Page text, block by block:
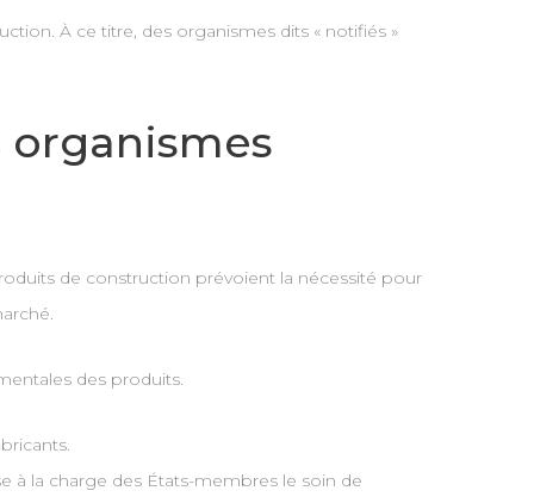
À ce titre, des organismes dits « notifiés »
organismes
de construction prévoient la nécessité pour
des produits.
à la charge des États-membres le soin de